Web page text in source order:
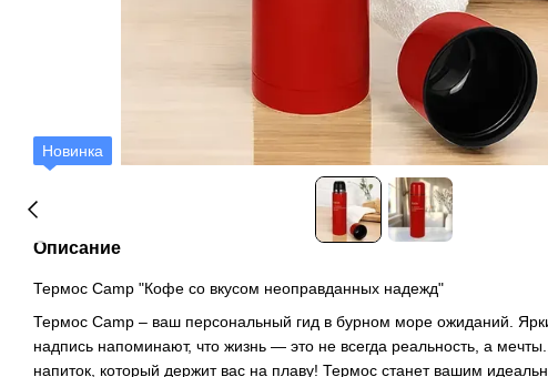
Новинка
Описание
Термос Camp "Кофе со вкусом неоправданных надежд"
Термос Camp – ваш персональный гид в бурном море ожиданий.
надпись напоминают, что жизнь — это не всегда реальность, а
напиток, который держит вас на плаву! Термос станет вашим